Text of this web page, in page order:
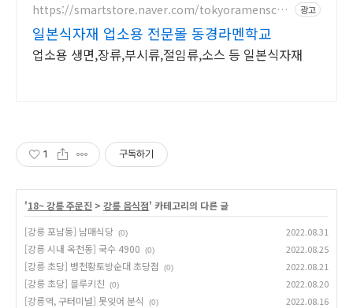
https://smartstore.naver.com/tokyoramenscho
광고
일본식자재 업소용 전문몰 동경라멘학교
업소용 생면,장류,부시류,절임류,소스 등 일본식자재
1 구독하기
'18~ 강릉 주문진 > 강릉 음식점' 카테고리의 다른 글
[강릉 포남동] 남매식당 (0) 2022.08.31
[강릉 시내 옥천동] 국수 4900 (0) 2022.08.25
[강릉 초당] 병천황토방순대 초당점 (0) 2022.08.21
[강릉 초당] 블루키친 (0) 2022.08.20
[강릉역, 구터미널] 못잊어 분식 (0) 2022.08.16